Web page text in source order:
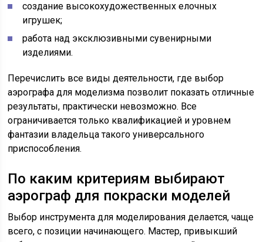
создание высокохудожественных елочных
игрушек;
работа над эксклюзивными сувенирными
изделиями.
Перечислить все виды деятельности, где выбор
аэрографа для моделизма позволит показать отличные
результаты, практически невозможно. Все
ограничивается только квалификацией и уровнем
фантазии владельца такого универсального
приспособления.
По каким критериям выбирают
аэрограф для покраски моделей
Выбор инструмента для моделирования делается, чаще
всего, с позиции начинающего. Мастер, привыкший